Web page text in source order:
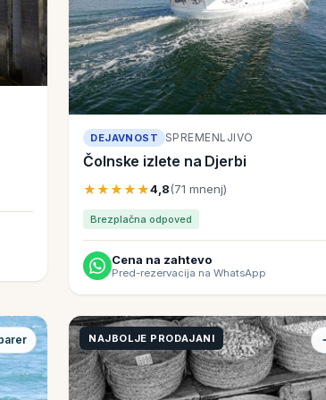
DEJAVNOST SPREMENLJIVO
Čolnske izlete na Djerbi
★★★★★4,8(71 mnenj)
Brezplačna odpoved
Cena na zahtevo
Pred-rezervacija na WhatsApp
NAJBOLJE PRODAJANI